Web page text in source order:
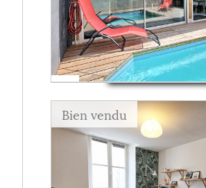
Bien vendu